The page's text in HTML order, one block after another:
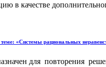
в качестве
«Системы рациональных
для повторения